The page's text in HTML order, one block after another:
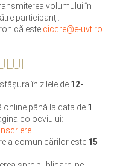
volumului în
participanţi.
este ciccre@e-uvt.ro
în zilele de 12-
până la data de 1
colocviului:
a comunicărilor este 15